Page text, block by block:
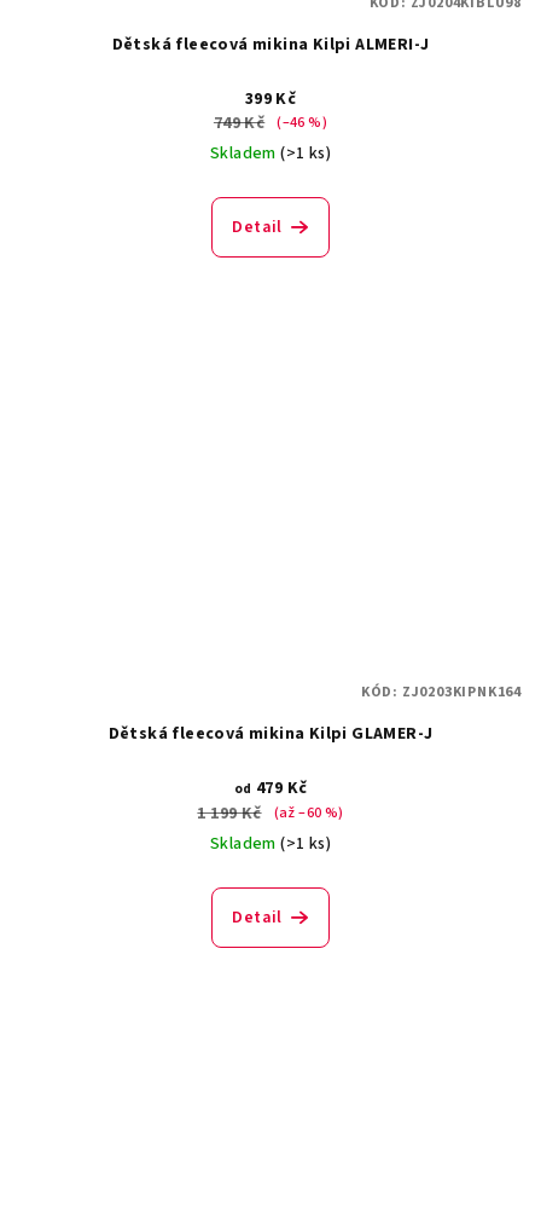
Dětská fleecová mikina Kilpi ALMERI-J
399 Kč
749 Kč (–46 %)
Skladem(>1 ks)
Detail
Dětská fleecová mikina Kilpi GLAMER-J
od 479 Kč
1 199 Kč
(až –60 %)
Skladem(>1 ks)
Detail
KÓD: ZJ0203KIPNK164